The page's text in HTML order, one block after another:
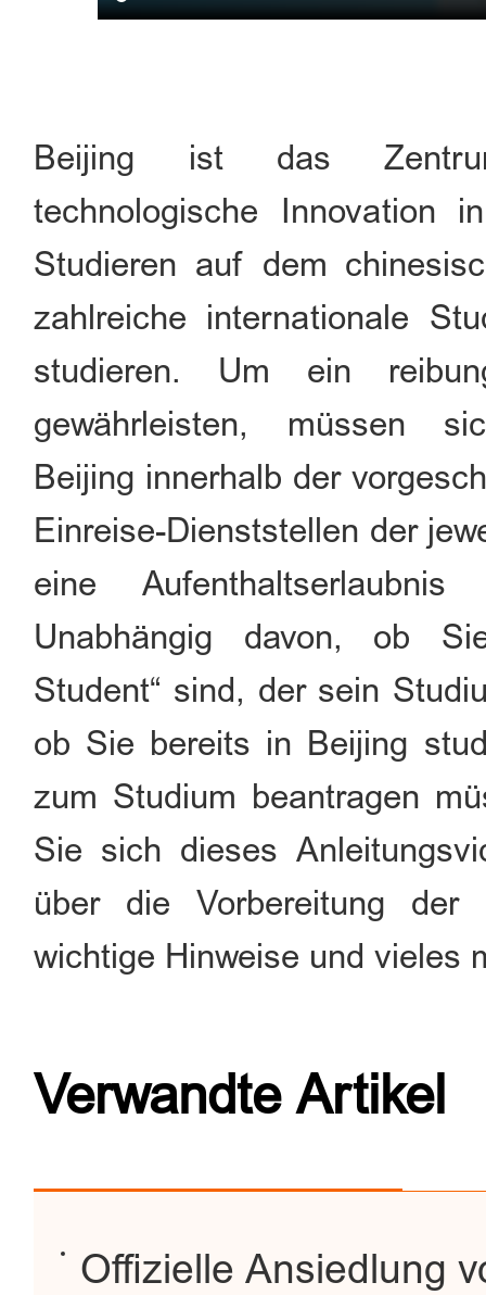
Beijing ist das
technologische Innovation
Studieren auf dem
zahlreiche internationale
studieren. Um ein
gewährleisten, müssen
Beijing innerhalb der
Einreise-Dienststellen der
eine
Unabhängig davon, ob
Student“ sind, der sein
ob Sie bereits in Beijing
zum Studium beantragen
Sie sich dieses
über die Vorbereitung der
wichtige Hinweise und vieles
Verwandte Artikel
Offizielle Ansiedlung